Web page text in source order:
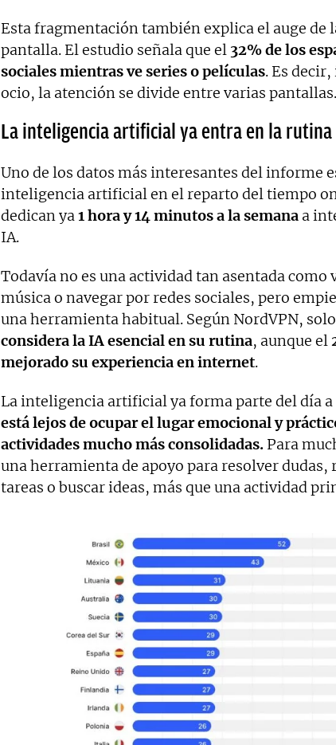
Esta fragmentación también explica el auge de
pantalla. El estudio señala que el 32% de los
sociales mientras ve series o películas. Es
ocio, la atención se divide entre varias pantallas.
La inteligencia artificial ya entra en la rutina
Uno de los datos más interesantes del informe
inteligencia artificial en el reparto del tiempo
dedican ya1 hora y 14 minutos a la semana a
IA.
Todavía no es una actividad tan asentada como
música o navegar por redes sociales, pero
una herramienta habitual. Según NordVPN,
considera la IA esencial en su rutina, aunque el
mejorado su experiencia en internet.
La inteligencia artificial ya forma parte del día
está lejos de ocupar el lugar emocional y
actividades mucho más consolidadas. Para
una herramienta de apoyo para resolver
tareas o buscar ideas, más que una actividad